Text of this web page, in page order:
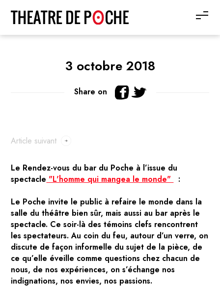
3 octobre 2018
Share on
Article suivant
Le Rendez-vous du bar du Poche à l’issue du
spectacle "L'homme qui mangea le monde"
:
Le Poche invite le public à refaire le monde dans la
salle du théâtre bien sûr, mais aussi au bar après le
spectacle. Ce soir-là des témoins clefs rencontrent
les spectateurs. Au coin du feu, autour d’un verre, on
discute de façon informelle du sujet de la pièce, de
ce qu’elle éveille comme questions chez chacun de
nous, de nos expériences, on s’échange nos
indignations, nos envies, nos passions.